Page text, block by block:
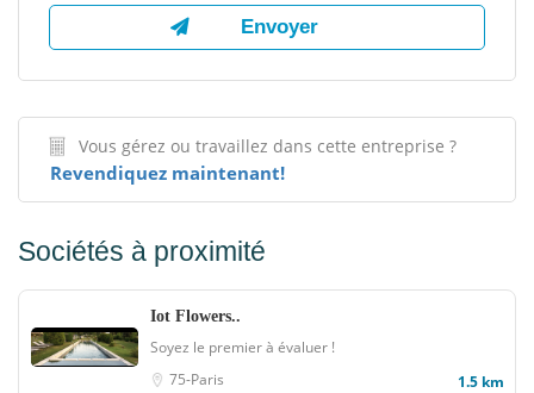
Vous gérez ou travaillez dans cette entreprise ?
Revendiquez maintenant!
Sociétés à proximité
Iot Flowers..
Soyez le premier à évaluer !
75-Paris
1.5 km